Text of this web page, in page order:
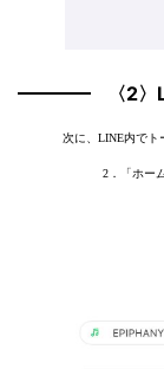
〈2
次に、LINE内でト
2．「ホー